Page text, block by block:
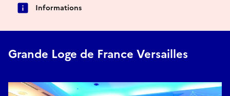
Informations
Grande Loge de France Versailles